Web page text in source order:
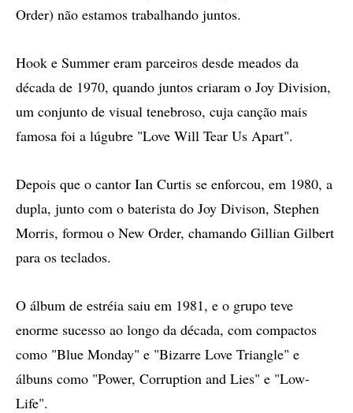
Order) não estamos trabalhando juntos.
Hook e Summer eram parceiros desde meados da
década de 1970, quando juntos criaram o Joy Division,
um conjunto de visual tenebroso, cuja canção mais
famosa foi a lúgubre "Love Will Tear Us Apart".
Depois que o cantor Ian Curtis se enforcou, em 1980, a
dupla, junto com o baterista do Joy Divison, Stephen
Morris, formou o New Order, chamando Gillian Gilbert
para os teclados.
O álbum de estréia saiu em 1981, e o grupo teve
enorme sucesso ao longo da década, com compactos
como "Blue Monday" e "Bizarre Love Triangle" e
álbuns como "Power, Corruption and Lies" e "Low-
Life".